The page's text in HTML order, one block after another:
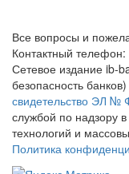
Все вопросы и
Контактный телефон:
Сетевое издание ib-
безопасность
свидетельство ЭЛ №
службой по надзору
технологий и
Политика